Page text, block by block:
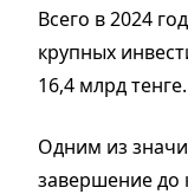
Всего в 2024
крупных
16,4 млрд тенге.
Одним из
завершение до